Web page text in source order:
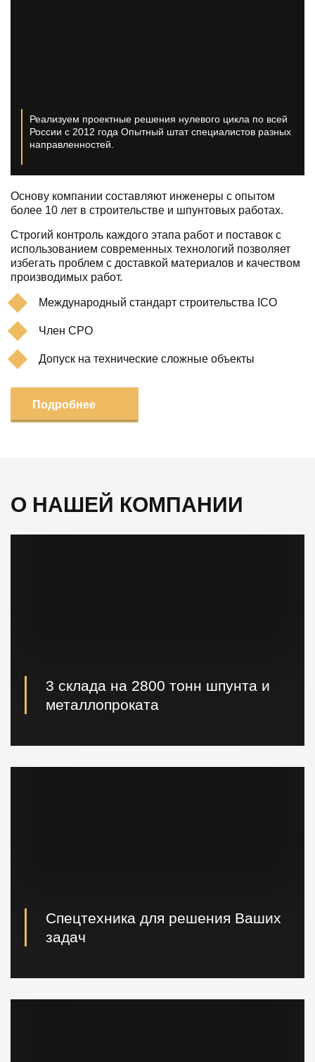
Реализуем проектные решения нулевого цикла по всей
России с 2012 года Опытный штат специалистов разных
направленностей.
Основу компании составляют инженеры с опытом
более 10 лет в строительстве и шпунтовых работах.
Строгий контроль каждого этапа работ и поставок с
использованием современных технологий позволяет
избегать проблем с доставкой материалов и качеством
производимых работ.
Международный стандарт строительства ICO
Член СРО
Допуск на технические сложные объекты
Подробнее
О НАШЕЙ КОМПАНИИ
3 склада на 2800 тонн шпунта и
металлопроката
Спецтехника для решения Ваших
задач